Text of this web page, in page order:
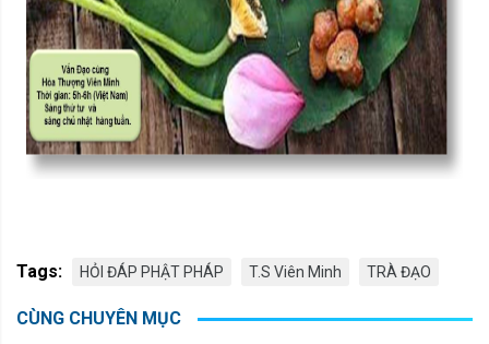
Tags: HỎI ĐÁP PHẬT PHÁP T.S Viên Minh TRÀ ĐẠO
CÙNG CHUYÊN MỤC